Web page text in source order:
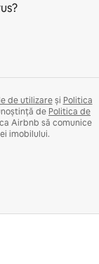
de utilizareși Politica
de Politica de
Airbnb să comunice
imobilului.